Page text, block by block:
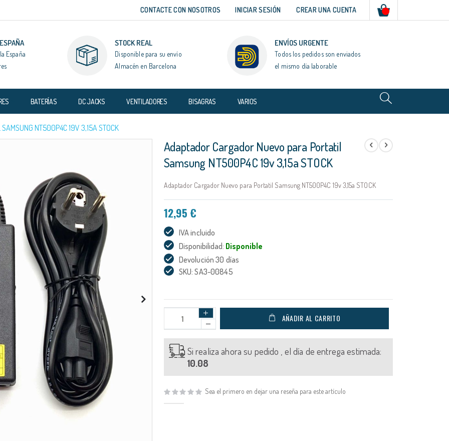
CONTACTE CON NOSOTROS INICIAR SESIÓN CREAR UNA CUENTA
España
STOCK REAL
Disponible para su envío
Almacén en Barcelona
ENVÍOS URGENTE
Todos los pedidos son enviados
el mismo día laborable
BATERÍAS DC JACKS VENTILADORES BISAGRAS VARIOS
NT500P4C 19V 3,15A STOCK
Adaptador Cargador Nuevo para Portatil
Samsung NT500P4C 19v 3,15a STOCK
Adaptador Cargador Nuevo para Portatil Samsung NT500P4C 19v 3,15a STOCK
12,95 €
IVA incluido
Disponibilidad: Disponible
Devolución 30 días
SKU: SA3-00845
AÑADIR AL CARRITO
Si realiza ahora su pedido , el día de entrega estimada:
10.08
Sea el primero en dejar una reseña para este artículo